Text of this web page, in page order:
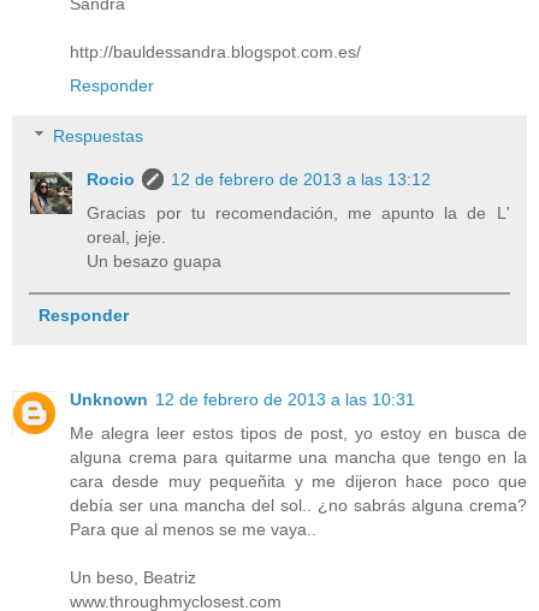
Sandra
http://bauldessandra.blogspot.com.es/
Responder
Respuestas
Rocio
12 de febrero de 2013 a las 13:12
Gracias por tu recomendación, me apunto la de L'
oreal, jeje.
Un besazo guapa
Responder
Unknown 12 de febrero de 2013 a las 10:31
Me alegra leer estos tipos de post, yo estoy en busca de
alguna crema para quitarme una mancha que tengo en la
cara desde muy pequeñita y me dijeron hace poco que
debía ser una mancha del sol.. ¿no sabrás alguna crema?
Para que al menos se me vaya..
Un beso, Beatriz
www.throughmyclosest.com